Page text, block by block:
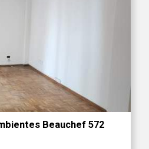
Beauchef 572